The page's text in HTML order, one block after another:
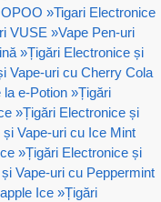
»Tigari Electronice
VUSE »Vape Pen-uri
»Țigări Electronice și
Vape-uri cu Cherry Cola
la e-Potion »Țigări
»Țigări Electronice și
Vape-uri cu Ice Mint
»Țigări Electronice și
Vape-uri cu Peppermint
Ice »Țigări